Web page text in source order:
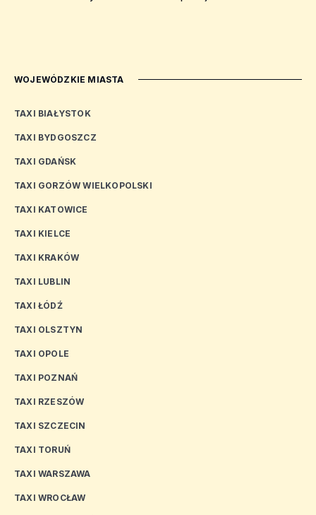
WOJEWÓDZKIE MIASTA
TAXI BIAŁYSTOK
TAXI BYDGOSZCZ
TAXI GDAŃSK
TAXI GORZÓW WIELKOPOLSKI
TAXI KATOWICE
TAXI KIELCE
TAXI KRAKÓW
TAXI LUBLIN
TAXI ŁÓDŹ
TAXI OLSZTYN
TAXI OPOLE
TAXI POZNAŃ
TAXI RZESZÓW
TAXI SZCZECIN
TAXI TORUŃ
TAXI WARSZAWA
TAXI WROCŁAW